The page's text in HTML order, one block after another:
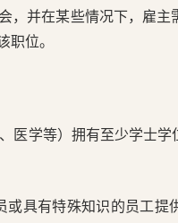
，并在某些情况下，雇主
职位。
医学等）拥有至少学士学
具有特殊知识的员工提